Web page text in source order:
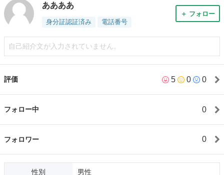
ああああ
身分証認証済み 電話番号
＋ フォロー
自己紹介文が入力されていません。
評価 5 0 0
フォロー中 0
フォロワー 0
性別 男性